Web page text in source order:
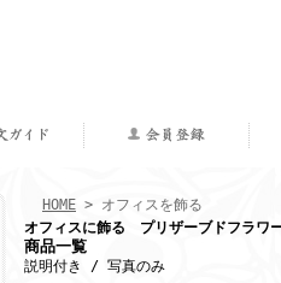
HOME > オフィスを飾る
オフィスに飾る プリザーブドフラワ
商品一覧
説明付き / 写真のみ